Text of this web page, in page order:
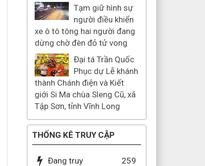
Tạm giữ hình sự
người điều khiển
xe ô tô tông hai người đang
dừng chờ đèn đỏ tử vong
Đại tá Trần Quốc
Phục dự Lễ khánh
thành Chánh điện và Kiết
giới Si Ma chùa Sleng Cũ, xã
Tập Sơn, tỉnh Vĩnh Long
THỐNG KÊ TRUY CẬP
Đang truy
259